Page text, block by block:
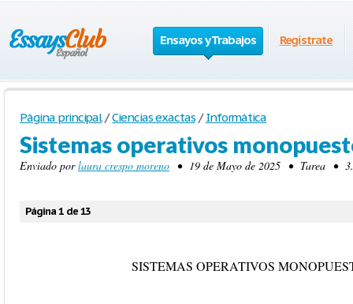
Ensayos y Trabajos Regístrate
Página principal / Ciencias exactas / Informática
Sistemas operativos
Enviado porlaura crespo moreno • 19 de Mayo de 2025 • Tarea •
Página 1 de 13
SISTEMAS OPERATIVOS